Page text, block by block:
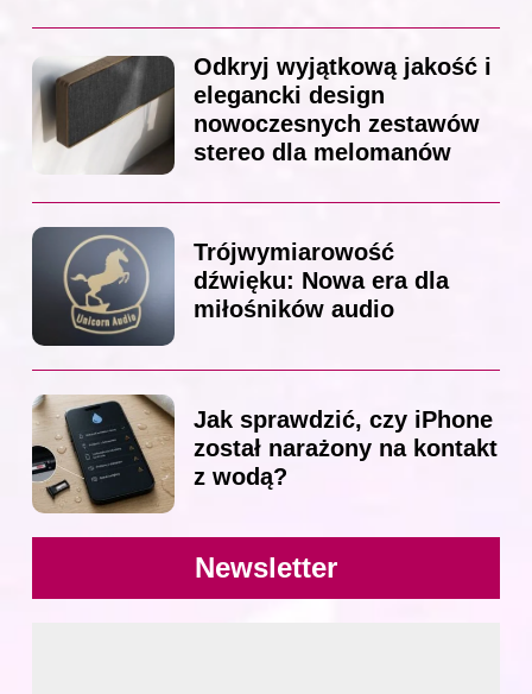
Odkryj wyjątkową jakość i
elegancki design
nowoczesnych zestawów
stereo dla melomanów
Trójwymiarowość
dźwięku: Nowa era dla
miłośników audio
Jak sprawdzić, czy iPhone
został narażony na kontakt
z wodą?
Newsletter